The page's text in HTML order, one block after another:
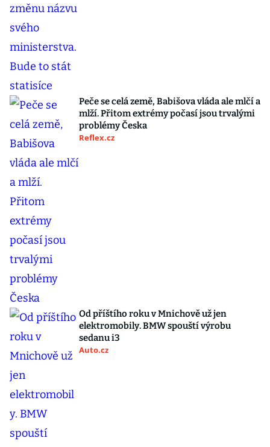
Peče se celá země, Babišova vláda ale mlčí a
mlží. Přitom extrémy počasí jsou trvalými
problémy Česka
Reflex.cz
Od příštího roku v Mnichově už jen
elektromobily. BMW spouští výrobu
sedanu i3
Auto.cz